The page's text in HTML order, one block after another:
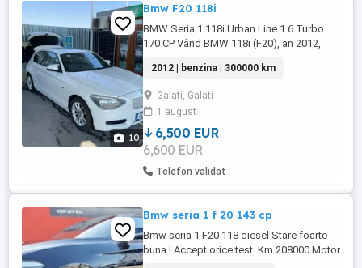
10
Bmw F20 118i
BMW Seria 1 118i Urban Line 1.6 Turbo
170 CP Vând BMW 118i (F20), an 2012,
transmisie manuală 6 trepte, consum 8%
mixt. Pachet Urban Line -4 moduri de
condus (eco, confort, sport, sport+),
navigație mare profesională. DOTĂRI:
Trapă electrică Cameră marșarier ...
2012 | benzina | 300000 km
Galati, Galati
1 august
6,500 EUR
6,600 EUR
Telefon validat
Bmw seria 1 f 20 143 cp
Bmw seria 1 F20 118 diesel Stare foarte
buna ! Accept orice test. Km 208000 Motor